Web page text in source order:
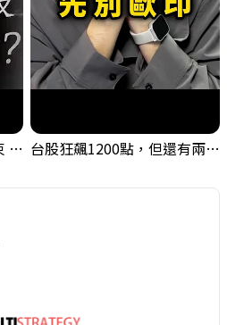
【該小心】中小股派對結束 ? 關鍵訊號都指向... 台股狂飆1200點，但還有兩關沒過｜Mr.Jimmy高志銘 #台股 #期貨 #加權指數